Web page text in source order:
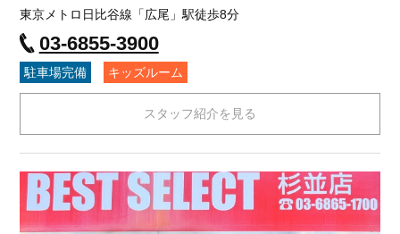
東京メトロ日比谷線「広尾」駅徒歩8分
03-6855-3900
駐車場完備 キッズルーム
スタッフ紹介を見る